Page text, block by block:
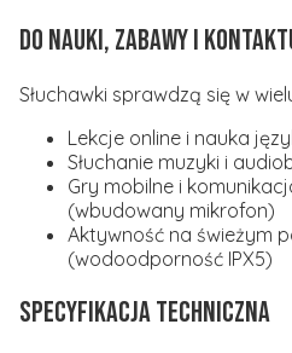
Do nauki, zabawy i
Słuchawki sprawdzą się w
Lekcje online i nauka
Słuchanie muzyki i
Gry mobilne i
(wbudowany mikrofon)
Aktywność na świeżym
(wodoodporność IPX5)
Specyfikacja techniczna